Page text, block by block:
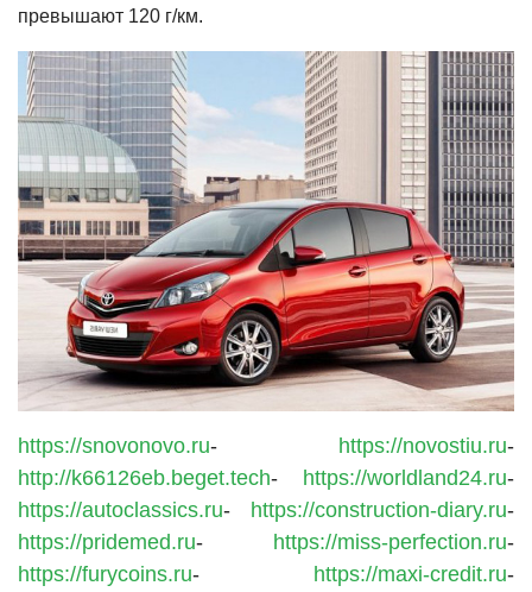
превышают 120 г/км.
https://snovonovo.ru- https://novostiu.ru-
http://k66126eb.beget.tech- https://worldland24.ru-
https://autoclassics.ru- https://construction-diary.ru-
https://pridemed.ru- https://miss-perfection.ru-
https://furycoins.ru- https://maxi-credit.ru-